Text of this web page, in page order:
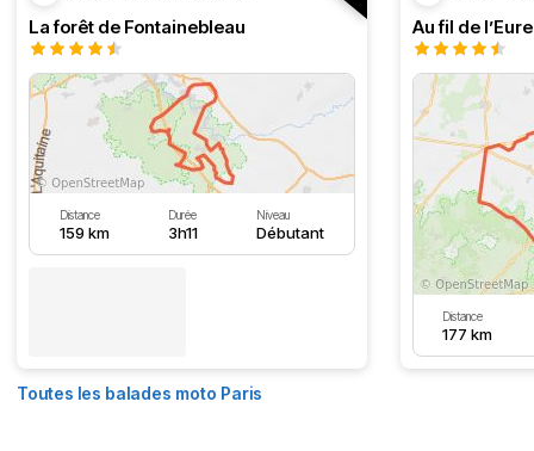
La forêt de Fontainebleau
Distance
159 km
Durée
3h11
Niveau
Débutant
Au fil de l’Eure
Distance
177 km
Toutes les balades moto Paris